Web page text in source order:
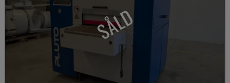
SÅLD